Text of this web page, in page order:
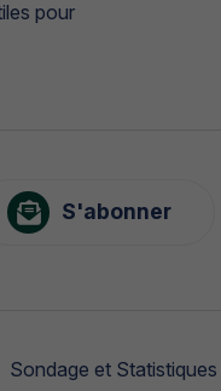
pour
S'abonner
Sondage et Statistiques